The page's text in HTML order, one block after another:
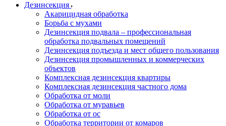
Дезинсекция
Акарицидная обработка
Борьба с мухами
Дезинсекция подвала – профессиональная
обработка подвальных помещений
Дезинсекция подъезда и мест общего пользования
Дезинсекция промышленных и коммерческих
объектов
Комплексная дезинсекция квартиры
Комплексная дезинсекция частного дома
Обработка от моли
Обработка от муравьев
Обработка от ос
Обработка территории от комаров